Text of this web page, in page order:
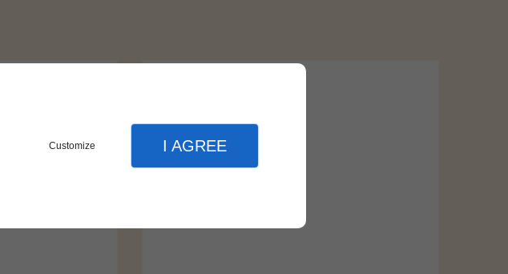
Customize I AGREE
Zones d'intervention